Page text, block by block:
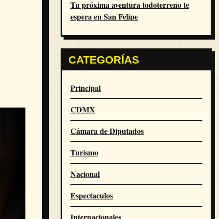
Tu próxima aventura todoterreno te
espera en San Felipe
CATEGORÍAS
Principal
CDMX
Cámara de Diputados
Turismo
Nacional
Espectaculos